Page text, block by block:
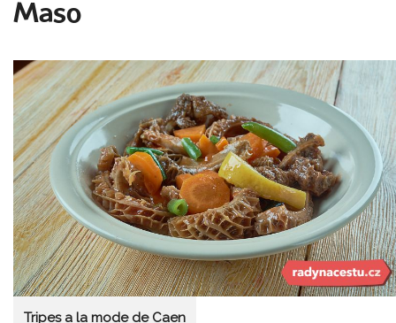
Maso
Tripes a la mode de Caen